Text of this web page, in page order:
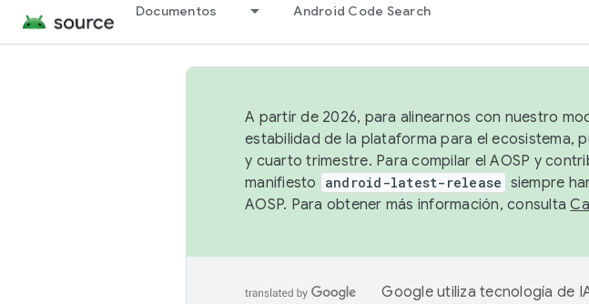
Documentos Android Code Search
A partir de 2026, para alinearnos con nuestro
estabilidad de la plataforma para el ecosistema,
y cuarto trimestre. Para compilar el AOSP y
manifiesto
android-latest-release siempre
AOSP. Para obtener más información, consulta
Google utiliza tecnología de